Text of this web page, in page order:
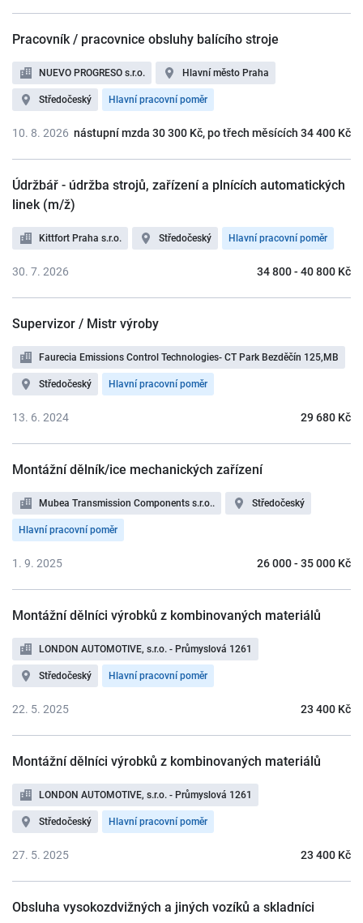
Pracovník / pracovnice obsluhy balícího stroje
NUEVO PROGRESO s.r.o. Hlavní město Praha
Středočeský Hlavní pracovní poměr
nástupní mzda 30 300 Kč, po třech měsících 34 400 Kč
10. 8. 2026
Údržbář - údržba strojů, zařízení a plnících automatických
linek (m/ž)
Kittfort Praha s.r.o. Středočeský Hlavní pracovní poměr
34 800 - 40 800 Kč
30. 7. 2026
Supervizor / Mistr výroby
Faurecia Emissions Control Technologies- CT Park Bezděčín 125,MB
Středočeský Hlavní pracovní poměr
29 680 Kč
13. 6. 2024
Montážní dělník/ice mechanických zařízení
Mubea Transmission Components s.r.o.. Středočeský
Hlavní pracovní poměr
26 000 - 35 000 Kč
1. 9. 2025
Montážní dělníci výrobků z kombinovaných materiálů
LONDON AUTOMOTIVE, s.r.o. - Průmyslová 1261
Středočeský Hlavní pracovní poměr
23 400 Kč
22. 5. 2025
Montážní dělníci výrobků z kombinovaných materiálů
LONDON AUTOMOTIVE, s.r.o. - Průmyslová 1261
Středočeský Hlavní pracovní poměr
23 400 Kč
27. 5. 2025
Obsluha vysokozdvižných a jiných vozíků a skladníci